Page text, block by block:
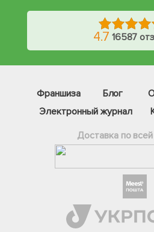
4.7 16587
Франшиза Блог
Электронный журнал
Доставка по